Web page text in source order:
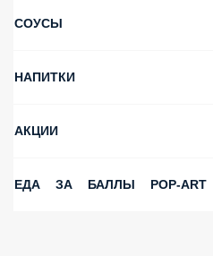
СОУСЫ
НАПИТКИ
АКЦИИ
ЕДА ЗА БАЛЛЫ POP-ART